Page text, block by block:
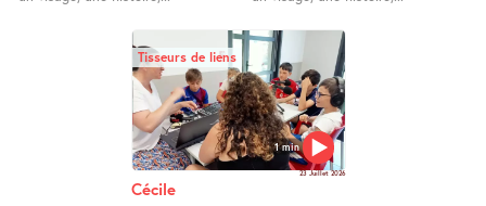
1 min
Tisseurs de liens
23 Juillet 2026
Cécile